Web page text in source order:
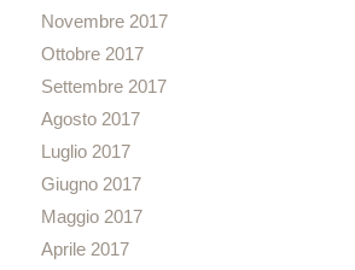
Novembre 2017
Ottobre 2017
Settembre 2017
Agosto 2017
Luglio 2017
Giugno 2017
Maggio 2017
Aprile 2017